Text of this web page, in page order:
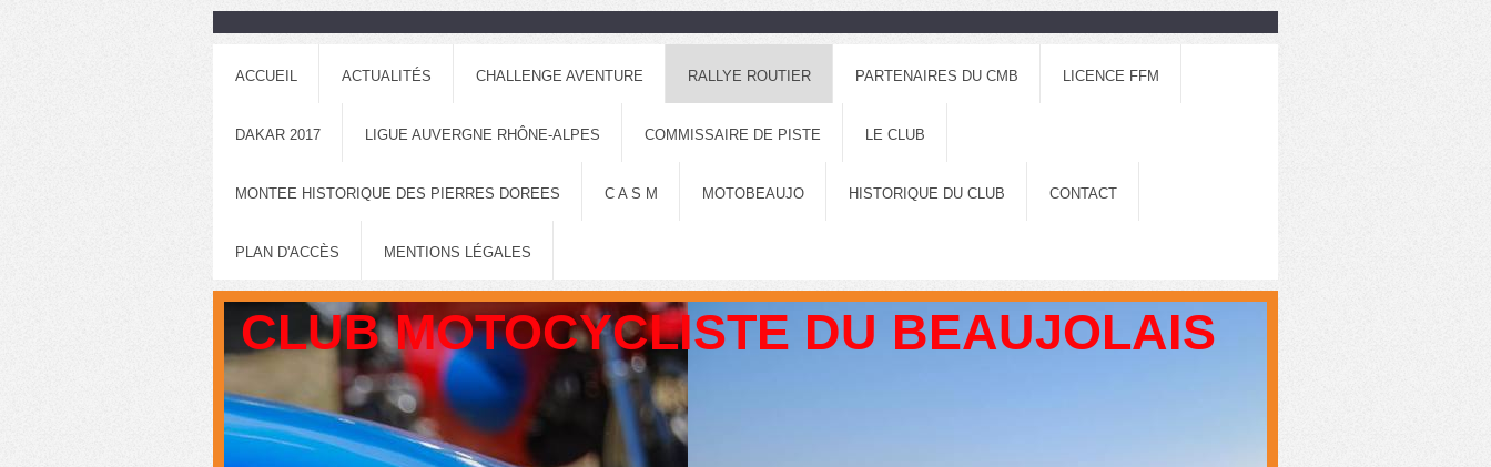
ACCUEIL ACTUALITÉS CHALLENGE AVENTURE RALLYE ROUTIER PARTENAIRES DU CMB LICENCE FFM
DAKAR 2017 LIGUE AUVERGNE RHÔNE-ALPES COMMISSAIRE DE PISTE LE CLUB
MONTEE HISTORIQUE DES PIERRES DOREES C A S M MOTOBEAUJO HISTORIQUE DU CLUB CONTACT
PLAN D'ACCÈS MENTIONS LÉGALES
CLUB MOTOCYCLISTE DU BEAUJOLAIS